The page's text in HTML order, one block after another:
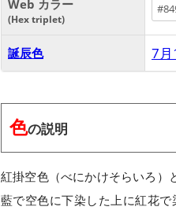
Web カラー
Hex triplet
誕辰色 7月
色の説明
紅掛空色（べにかけそらいろ）
藍で空色に下染した上に紅花